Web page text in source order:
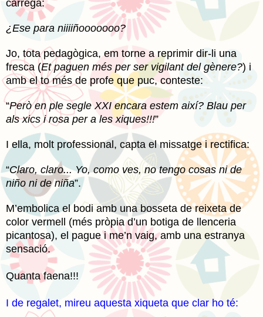
càrrega:
¿Ese para niiiiñooooooo?
Jo, tota pedagògica, em torne a reprimir dir-li una
fresca (Et paguen més per ser vigilant del gènere?) i
amb el to més de profe que puc, conteste:
“Però en ple segle XXI encara estem així? Blau per
als xics i rosa per a les xiques!!!”
I ella, molt professional, capta el missatge i rectifica:
“Claro, claro... Yo, como ves, no tengo cosas ni de
niño ni de niña”.
M’embolica el bodi amb una bosseta de reixeta de
color vermell (més pròpia d’un botiga de llenceria
picantosa), el pague i me’n vaig, amb una estranya
sensació.
Quanta faena!!!
I de regalet, mireu aquesta xiqueta que clar ho té: